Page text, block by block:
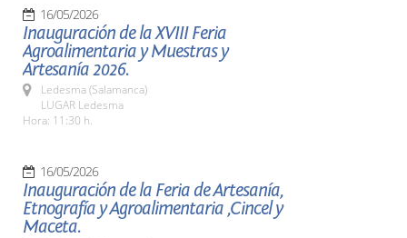
16/05/2026
Inauguración de la XVIII Feria
Agroalimentaria y Muestras y
Artesanía 2026.
Ledesma (Salamanca)
LUGAR Ledesma
Hora: 11:30 h.
16/05/2026
Inauguración de la Feria de Artesanía,
Etnografía y Agroalimentaria ,Cincel y
Maceta.